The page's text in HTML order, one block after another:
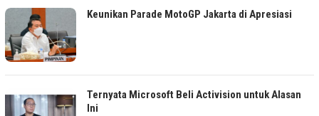
Keunikan Parade MotoGP Jakarta di Apresiasi
Ternyata Microsoft Beli Activision untuk Alasan
Ini